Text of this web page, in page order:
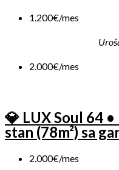
1.200€/mes
2.000€/mes
💎 LUX Soul 64
stan (78m²) sa
2.000€/mes